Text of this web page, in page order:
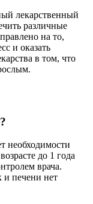
лекарственный
различные
на то,
и оказать
в том, что
необходимости
до 1 года
врача.
печени нет